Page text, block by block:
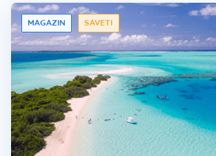
MAGAZIN SAVETI